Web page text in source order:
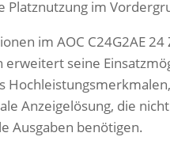
Platznutzung im
im AOC C24G2AE
erweitert seine
Anzeigelösung, die
Ausgaben benötigen.